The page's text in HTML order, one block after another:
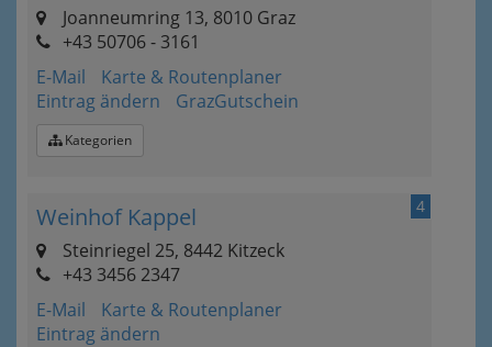
Joanneumring 13, 8010 Graz
+43 50706 - 3161
E-Mail
Karte & Routenplaner
Eintrag ändern
GrazGutschein
Kategorien
4
Weinhof Kappel
Steinriegel 25, 8442 Kitzeck
+43 3456 2347
E-Mail
Karte & Routenplaner
Eintrag ändern